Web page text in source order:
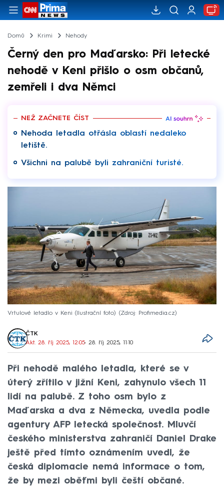
Domů Krimi Nehody
Černý den pro Maďarsko: Při letecké
nehodě v Keni přišlo o osm občanů,
zemřeli i dva Němci
NEŽ ZAČNETE ČÍST
Nehoda letadla otřásla oblastí nedaleko
letiště.
Všichni na palubě byli zahraniční turisté.
Vrtulové letadlo v Keni (Ilustrační foto) Zdroj: Profimedia.cz
ČTK
Akt. 28. říj 2025, 12:05• 28. říj 2025, 11:10
Při nehodě malého letadla, které se v
úterý zřítilo v jižní Keni, zahynulo všech 11
lidí na palubě. Z toho osm bylo z
Maďarska a dva z Německa, uvedla podle
agentury AFP letecká společnost. Mluvčí
českého ministerstva zahraničí Daniel Drake
ještě před tímto oznámením uvedl, že
česká diplomacie nemá informace o tom,
že by mezi oběťmi byli čeští občané.